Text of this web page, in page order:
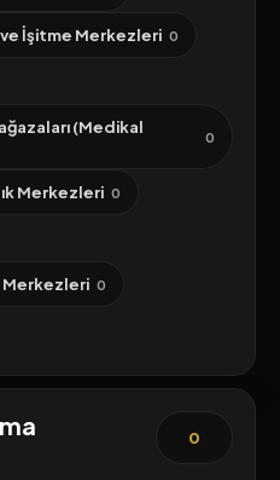
ve İşitme Merkezleri 0
(Medikal
0
Merkezleri 0
Merkezleri 0
0